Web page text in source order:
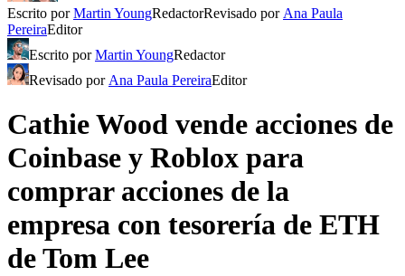
Escrito porMartin YoungRedactorRevisado por Ana Paula
PereiraEditor
Escrito porMartin YoungRedactor
Revisado por Ana Paula PereiraEditor
Cathie Wood vende acciones de
Coinbase y Roblox para
comprar acciones de la
empresa con tesorería de ETH
de Tom Lee